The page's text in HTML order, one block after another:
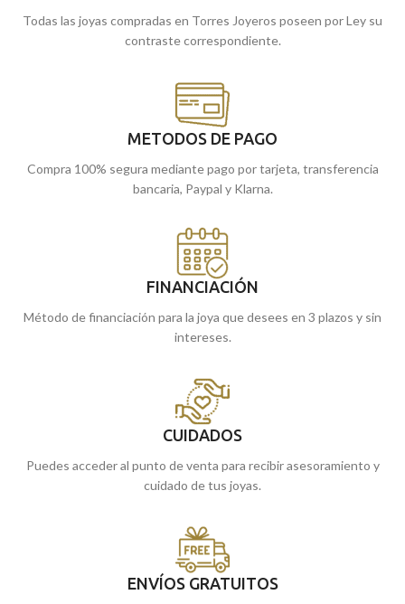
online y te la enviamos a casa.
Todas las joyas compradas en Torres Joyeros poseen por Ley su
contraste correspondiente.
METODOS DE PAGO
Compra 100% segura mediante pago por tarjeta, transferencia
bancaria, Paypal y Klarna.
FINANCIACIÓN
Método de financiación para la joya que desees en 3 plazos y sin
intereses.
CUIDADOS
Puedes acceder al punto de venta para recibir asesoramiento y
cuidado de tus joyas.
ENVÍOS GRATUITOS